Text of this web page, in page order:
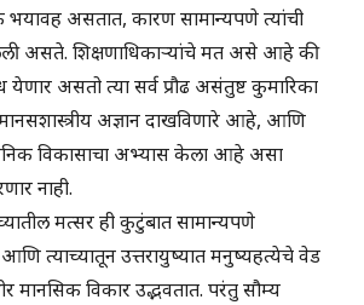
असतात, कारण सामान्यपणे त्यांची
असते. शिक्षणाधिकाऱ्यांचे मत असे आहे की
असतो त्या सर्व प्रौढ असंतुष्ट कुमारिका
अज्ञान दाखविणारे आहे, आणि
विकासाचा अभ्यास केला आहे असा
नाही.
मत्सर ही कुटुंबात सामान्यपणे
त्याच्यातून उत्तरायुष्यात मनुष्यहत्येचे वेड
मानसिक विकार उद्भवतात. परंतु सौम्य